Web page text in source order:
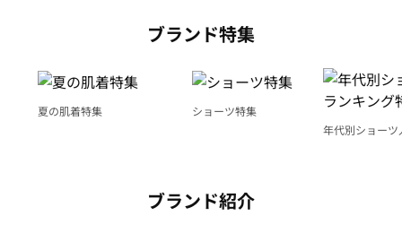
ブランド特集
夏の肌着特集
ショーツ特集
年代別ショー
ブランド紹介